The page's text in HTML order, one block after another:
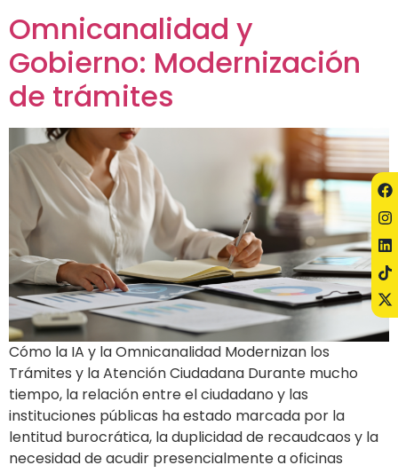
Omnicanalidad y
Gobierno: Modernización
de trámites
Cómo la IA y la Omnicanalidad Modernizan los
Trámites y la Atención Ciudadana Durante mucho
tiempo, la relación entre el ciudadano y las
instituciones públicas ha estado marcada por la
lentitud burocrática, la duplicidad de recaudcaos y la
necesidad de acudir presencialmente a oficinas